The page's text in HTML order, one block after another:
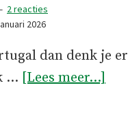
2 reacties
2026
dan denk je er
… [Lees meer...]